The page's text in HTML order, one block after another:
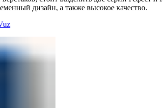
дизайн, а также высокое качество.